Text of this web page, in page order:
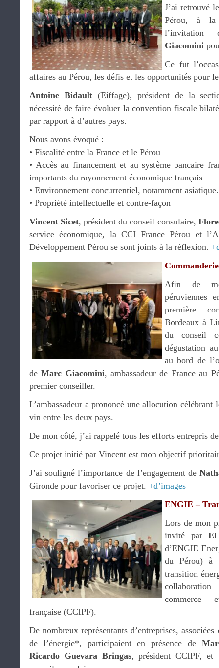
J’ai retrouvé
Pérou, à la
l’invitation
Giacomini
Ce fut
affaires au Pérou, les défis et les opportunités pour
Antoine Bidault(Eiffage), président de la
nécessité de faire évoluer la convention fiscale
par rapport à d’autres pays.
Nous avons évoqué :
•⁠ ⁠Fiscalité entre la France et le Pérou
•⁠ ⁠Accès au financement et au système bancaire
importants du rayonnement économique français
•⁠ ⁠Environnement concurrentiel, notamment asiatique.
•⁠ ⁠Propriété intellectuelle et contre-façon
Vincent Sicet, président du conseil consulaire,
service économique, la CCI France Pérou et
Développement Pérou se sont joints à la réflexion.
Afin de
péruviennes
première
Bordeaux à
du conseil
dégustation
au bord de
deMarc Giacomini, ambassadeur de France au
premier conseiller.
L’ambassadeur a prononcé une allocution
vin entre les deux pays.
De mon côté, j’ai rappelé tous les efforts entrepris
Ce projet initié par Vincent est mon objectif
J’ai souligné l’importance de l’engagement de
Gironde pour favoriser ce projet. +d’images
ENGIE –
Lors de mon
invité par El
d’ENGIE
du Pérou) à
transition
commerce
française (CCIPF).
De nombreux représentants d’entreprises,
de l’énergie*, participaient en présence de
Ricardo Guevara Bringas, président CCIPF, et